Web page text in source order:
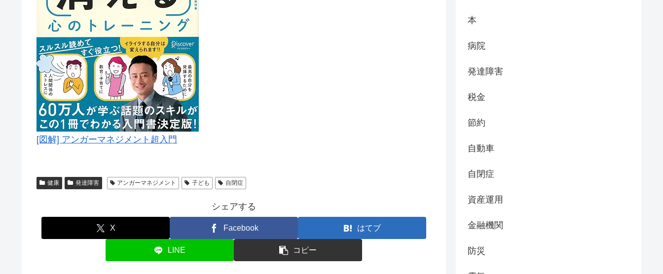
[図解] アンガーマネジメント超入門
健康 発達障害 アンガーマネジメント 子ども 自閉症
シェアする
X Facebook はてブ
LINE コピー
本
病院
発達障害
税金
節約
自動車
自閉症
資産運用
金融機関
防災